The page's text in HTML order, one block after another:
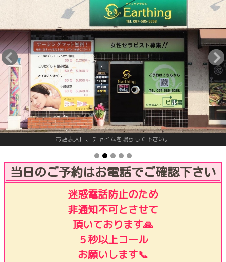
お店表入口、チャイムを鳴らして下さい。
当日のご予約はお電話でご確認下さい
迷惑電話防止のため
非通知不可とさせて
頂いております🙏
５秒以上コール
お願いします📞